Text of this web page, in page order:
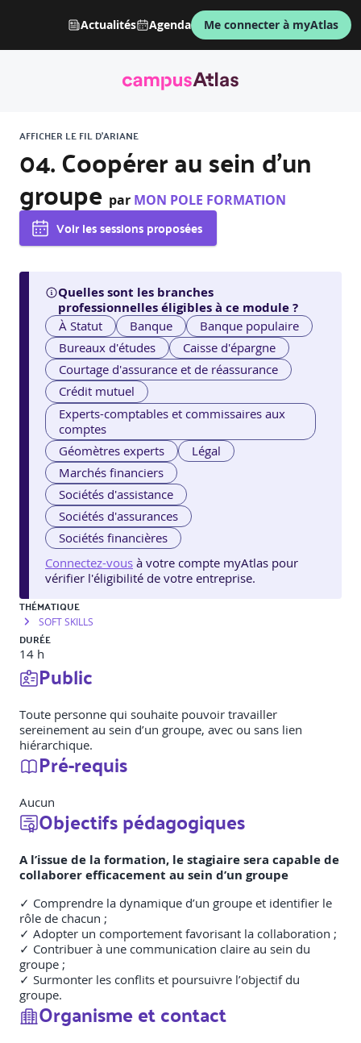
Actualités Agenda Me connecter à myAtlas
AFFICHER LE FIL D'ARIANE
04. Coopérer au sein d’un
groupe par MON POLE FORMATION
Voir les sessions proposées
Quelles sont les branches
professionnelles éligibles à ce module ?
À Statut Banque
Banque populaire
Bureaux d'études
Caisse d'épargne
Courtage d'assurance et de réassurance
Crédit mutuel
Experts-comptables et commissaires aux
comptes
Géomètres experts
Légal
Marchés financiers
Sociétés d'assistance
Sociétés d'assurances
Sociétés financières
Connectez-vous à votre compte myAtlas pour
vérifier l'éligibilité de votre entreprise.
THÉMATIQUE
SOFT SKILLS
DURÉE
14 h
Public
Toute personne qui souhaite pouvoir travailler
sereinement au sein d’un groupe, avec ou sans lien
hiérarchique.
Pré-requis
Aucun
Objectifs pédagogiques
A l’issue de la formation, le stagiaire sera capable de
collaborer efficacement au sein d’un groupe
✓ Comprendre la dynamique d’un groupe et identifier le
rôle de chacun ;
✓ Adopter un comportement favorisant la collaboration ;
✓ Contribuer à une communication claire au sein du
groupe ;
✓ Surmonter les conflits et poursuivre l’objectif du
groupe.
Organisme et contact